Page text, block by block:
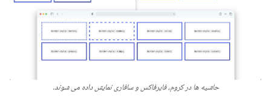
حاشیه ها در کروم، فایرفاکس و سافاری نمایش داده می شوند.